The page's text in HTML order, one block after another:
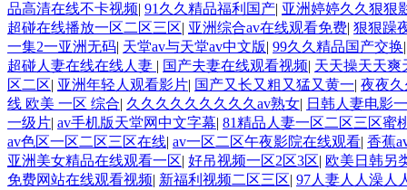
品高清在线不卡视频| 91久久精品福利国产| 亚洲婷婷久久狠狠
超碰在线播放一区二区三区| 亚洲综合av在线观看免费| 狠狠躁
一集2一亚洲无码| 天堂av与天堂av中文版| 99久久精品国产交换
超碰人妻在线在线人妻 | 国产夫妻在线观看视频| 天天操天天爽
区二区| 亚洲年轻人观看影片| 国产又长又粗又猛又黄一| 夜夜久
线 欧美 一区 综合| 久久久久久久久久久av熟女| 日韩人妻电影
一级片| av手机版天堂网中文字幕| 81精品人妻一区二区三区蜜
av色区一区二区三区在线| av一区二区午夜影院在线观看| 香蕉
亚洲美女精品在线观看一区| 好吊视频一区2区3区| 欧美日韩另
免费网站在线观看视频| 新福利视频二区三区| 97人妻人人澡人